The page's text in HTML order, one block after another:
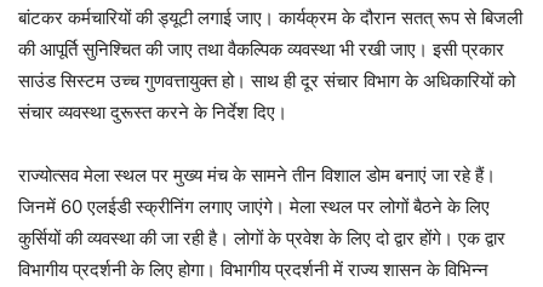
बांटकर कर्मचारियों की ड्यूटी लगाई जाए। कार्यक्रम के दौरान सतत् रूप से बिजली
की आपूर्ति सुनिश्चित की जाए तथा वैकल्पिक व्यवस्था भी रखी जाए। इसी प्रकार
साउंड सिस्टम उच्च गुणवत्तायुक्त हो। साथ ही दूर संचार विभाग के अधिकारियों को
संचार व्यवस्था दुरूस्त करने के निर्देश दिए।
राज्योत्सव मेला स्थल पर मुख्य मंच के सामने तीन विशाल डोम बनाएं जा रहे हैं।
जिनमें 60 एलईडी स्क्रीनिंग लगाए जाएंगे। मेला स्थल पर लोगों बैठने के लिए
कुर्सियों की व्यवस्था की जा रही है। लोगों के प्रवेश के लिए दो द्वार होंगे। एक द्वार
विभागीय प्रदर्शनी के लिए होगा। विभागीय प्रदर्शनी में राज्य शासन के विभिन्न